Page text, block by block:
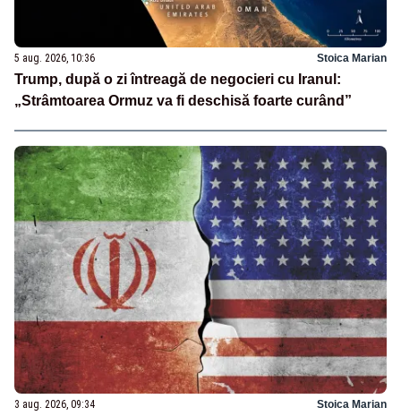
5 aug. 2026, 10:36 Stoica Marian
Trump, după o zi întreagă de negocieri cu Iranul:
„Strâmtoarea Ormuz va fi deschisă foarte curând”
3 aug. 2026, 09:34 Stoica Marian